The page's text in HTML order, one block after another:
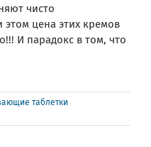
чисто
цена этих кремов
И парадокс в том, что
таблетки